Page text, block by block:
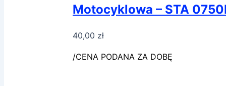
Motocyklowa – STA
40,00 zł
/CENA PODANA ZA DOBĘ